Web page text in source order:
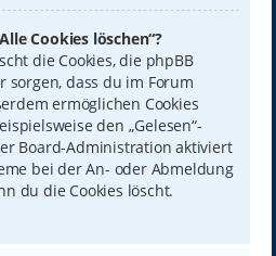
Cookies löschen“?
die Cookies, die phpBB
dass du im Forum
ermöglichen Cookies
den „Gelesen“-
Board-Administration aktiviert
bei der An- oder Abmeldung
du die Cookies löscht.